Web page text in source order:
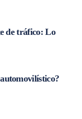
de tráfico: Lo